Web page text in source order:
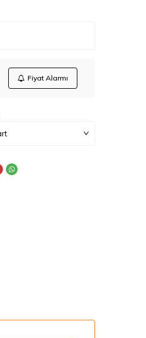
Fiyat Alarmı